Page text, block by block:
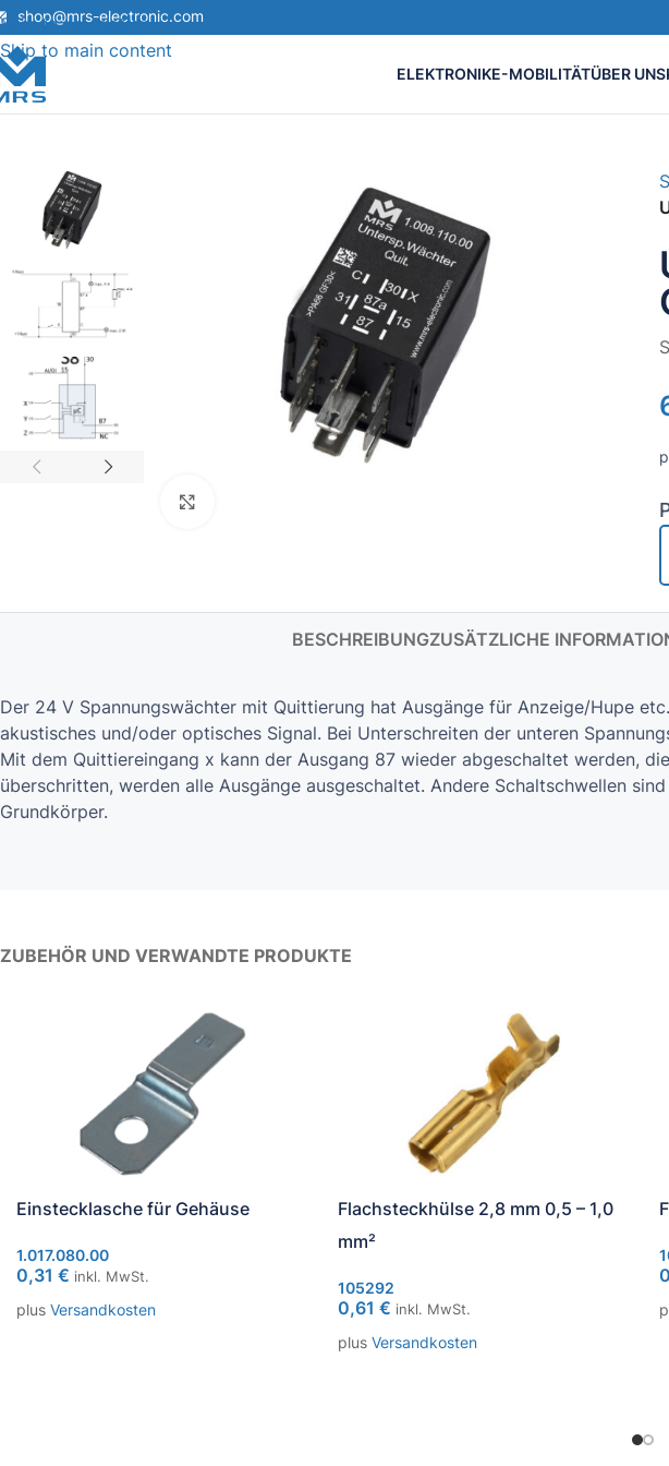
Skip to navigation
Skip to main content
shop@mrs-electronic.com
ELEKTRONIKE-MOBILITÄTÜBER UNS
BESCHREIBUNGZUSÄTZLICHE
Der 24 V Spannungswächter mit Quittierung hat Ausgänge für Anzeige/Hupe
akustisches und/oder optisches Signal. Bei Unterschreiten der unteren
Mit dem Quittier­eingang x kann der Ausgang 87 wieder abgeschaltet werden,
überschritten, werden alle Ausgänge ausgeschaltet. Andere Schalt­schwellen
Grundkörper.
ZUBEHÖR UND VERWANDTE PRODUKTE
Einstecklasche für Gehäuse
1.017.080.00
0,31 € inkl. MwSt.
plus Versandkosten
Flachsteckhülse 2,8 mm 0,5 – 1,0
mm²
105292
0,61 € inkl. MwSt.
plus Versandkosten